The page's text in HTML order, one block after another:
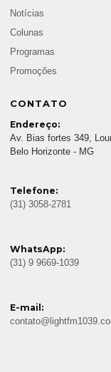
Notícias
Colunas
Programas
Promoções
CONTATO
Endereço:
Av. Bias fortes 349,
Belo Horizonte - MG
Telefone:
(31) 3058-2781
WhatsApp:
(31) 9 9669-1039
E-mail: